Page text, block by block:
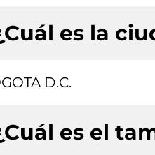
es la
D.C.
es el